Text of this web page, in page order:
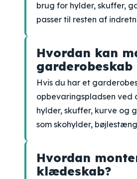
brug for hylder, skuffer,
passer til resten af
Hvordan kan
Hvis du har et
opbevaringspladsen ved
hylder, skuffer, kurve og
som skohylder,
Hvordan
klædeskab?